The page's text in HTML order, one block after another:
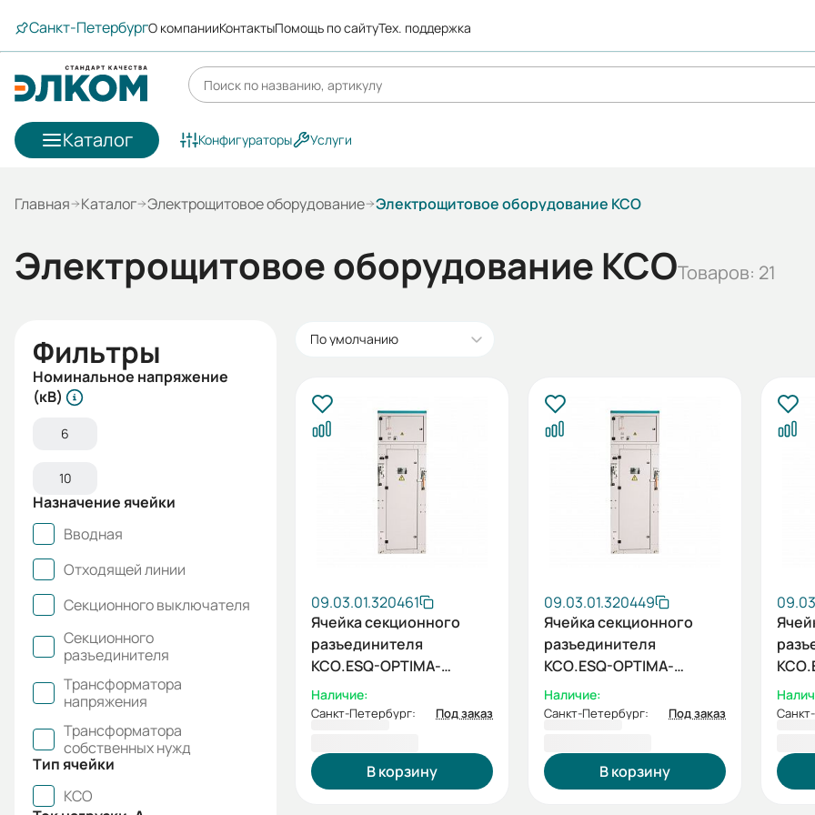
Санкт-ПетербургО компанииКонтактыПомощь по сайтуТех. поддержка
Каталог Конфигураторы Услуги
Главная Каталог Электрощитовое оборудование Электрощитовое оборудование КСО
Электрощитовое оборудование КСОТоваров: 21
Фильтры
Номинальное напряжение
(кВ)
6
10
Назначение ячейки
Вводная
Отходящей линии
Секционного выключателя
Секционного
разъединителя
Трансформатора
напряжения
Трансформатора
собственных нужд
Тип ячейки
КСО
По умолчанию
09.03.01.320461
Ячейка секционного
разъединителя
КСО.ESQ-OPTIMA-
5СР-630-10кВ
Наличие:
Санкт-Петербург: Под заказ
В корзину
09.03.01.320449
Ячейка секционного
разъединителя
КСО.ESQ-OPTIMA-
5СР-630-6кВ
Наличие:
Санкт-Петербург: Под заказ
В корзину
5СР-